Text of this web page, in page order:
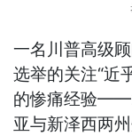
一名川普高级
选举的关注“近
的惨痛经验
亚与新泽西两